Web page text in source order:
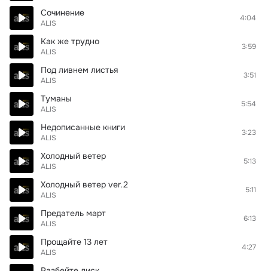
Сочинение
ALIS
4:04
Как же трудно
ALIS
3:59
Под ливнем листья
ALIS
3:51
Туманы
ALIS
5:54
Недописанные книги
ALIS
3:23
Холодный ветер
ALIS
5:13
Холодный ветер ver.2
ALIS
5:11
Предатель март
ALIS
6:13
Прощайте 13 лет
ALIS
4:27